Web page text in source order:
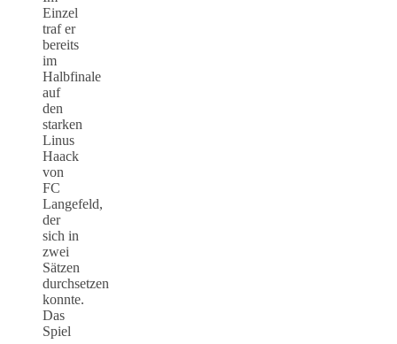
Einzel
traf er
bereits
im
Halbfinale
auf
den
starken
Linus
Haack
von
FC
Langefeld,
der
sich in
zwei
Sätzen
durchsetzen
konnte.
Das
Spiel